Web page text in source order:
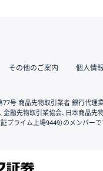
その他のご案内 個人情
77号 商品先物取引業者 銀行代理
金融先物取引業協会、日本商品先
プライム上場9449）のメンバーで